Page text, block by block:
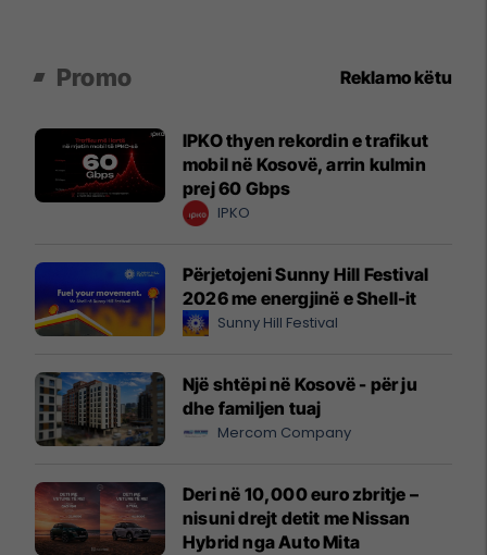
Promo Reklamo këtu
IPKO thyen rekordin e trafikut
mobil në Kosovë, arrin kulmin
prej 60 Gbps
IPKO
Përjetojeni Sunny Hill Festival
2026 me energjinë e Shell-it
Sunny Hill Festival
Një shtëpi në Kosovë - për ju
dhe familjen tuaj
Mercom Company
Deri në 10,000 euro zbritje –
nisuni drejt detit me Nissan
Hybrid nga Auto Mita